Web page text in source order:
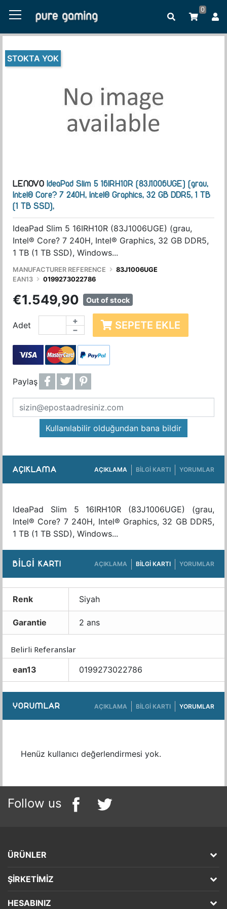
0
STOKTA YOK
LENOVO IdeaPad Slim 5 16IRH10R (83J1006UGE) (grau,
Intel® Core? 7 240H, Intel® Graphics, 32 GB DDR5, 1 TB
(1 TB SSD),
IdeaPad Slim 5 16IRH10R (83J1006UGE) (grau,
Intel® Core? 7 240H, Intel® Graphics, 32 GB DDR5,
1 TB (1 TB SSD), Windows...
MANUFACTURER REFERENCE
83J1006UGE
EAN13
0199273022786
€1.549,90 Out of stock
Adet −
+ SEPETE EKLE
Paylaş
Kullanılabilir olduğundan bana bildir
AÇIKLAMA AÇIKLAMA BILGI KARTI YORUMLAR
IdeaPad Slim 5 16IRH10R (83J1006UGE) (grau,
Intel® Core? 7 240H, Intel® Graphics, 32 GB DDR5,
1 TB (1 TB SSD), Windows...
BILGI KARTI AÇIKLAMA BILGI KARTI YORUMLAR
Renk Siyah
Garantie 2 ans
Belirli Referanslar
ean13
0199273022786
YORUMLAR AÇIKLAMA BILGI KARTI YORUMLAR
Henüz kullanıcı değerlendirmesi yok.
Follow us
ÜRÜNLER
ŞIRKETIMIZ
HESABINIZ